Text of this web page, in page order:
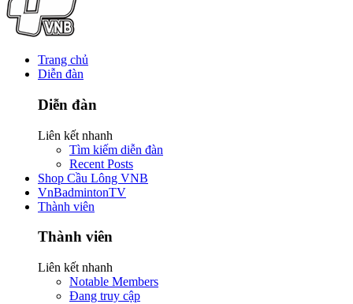
Trang chủ
Diễn đàn
Diễn đàn
Liên kết nhanh
Tìm kiếm diễn đàn
Recent Posts
Shop Cầu Lông VNB
VnBadmintonTV
Thành viên
Thành viên
Liên kết nhanh
Notable Members
Đang truy cập